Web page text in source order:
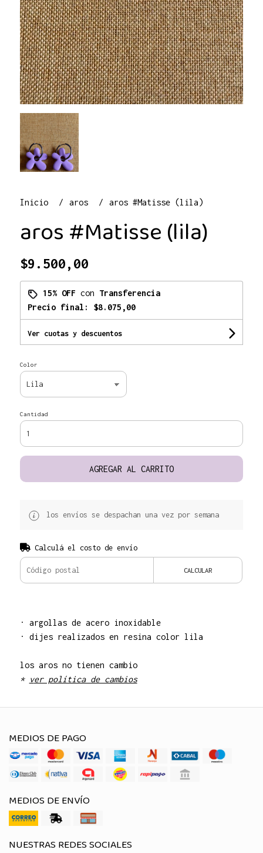
Inicio aros aros #Matisse (lila)
aros #Matisse (lila)
$9.500,00
15% OFF con Transferencia
Precio final: $8.075,00
Ver cuotas y descuentos
Color
Cantidad
AGREGAR AL CARRITO
los envíos se despachan una vez por semana
Calculá el costo de envío
CALCULAR
· argollas de acero inoxidable
· dijes realizados en resina color lila
los aros no tienen cambio
* ver política de cambios
MEDIOS DE PAGO
MEDIOS DE ENVÍO
NUESTRAS REDES SOCIALES